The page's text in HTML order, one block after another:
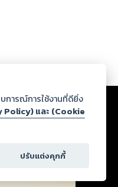
ลด
คลอื่นหรือ
เพื่อทีม
การณ์การใช้งานที่ดียิ่ง
Policy) และ (Cookie
ปรับแต่งคุกกี้